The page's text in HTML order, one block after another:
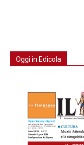
Oggi in Edicola